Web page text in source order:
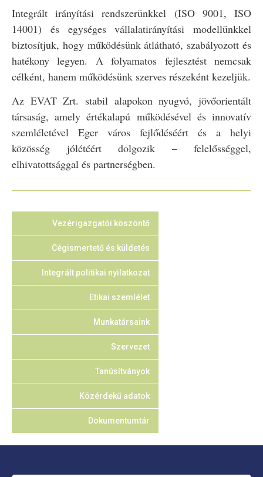
Integrált irányítási rendszerünkkel (ISO 9001, ISO
14001) és egységes vállalatirányítási modellünkkel
biztosítjuk, hogy működésünk átlátható, szabályozott és
hatékony legyen. A folyamatos fejlesztést nemcsak
célként, hanem működésünk szerves részeként kezeljük.
Az EVAT Zrt. stabil alapokon nyugvó, jövőorientált
társaság, amely értékalapú működésével és innovatív
szemléletével Eger város fejlődéséért és a helyi
közösség jólétéért dolgozik – felelősséggel,
elhivatottsággal és partnerségben.
Vezérigazgatói köszöntő
Cégismertető és küldetés
Integrált politikai nyilatkozat
Etikai szemlélet
Munkatársaink
Szervezet
Tanúsítványok
Közérdekű adatok
Dokumentumtár